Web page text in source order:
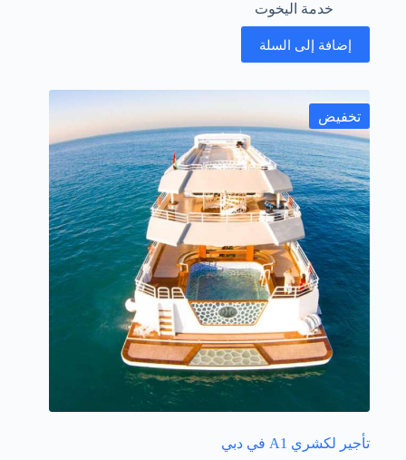
خدمة اليخوت
إضافة إلى السلة
تخفيض
تأجير لكشري A1 في دبي